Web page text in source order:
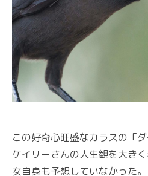
この好奇心旺盛なカラスの「
ケイリーさんの人生観を大き
女自身も予想していなかった。